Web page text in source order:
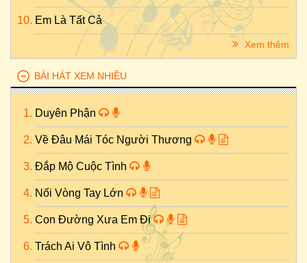
Em Là Tất Cả
Xem thêm
BÀI HÁT XEM NHIỀU
Duyên Phận
Về Đâu Mái Tóc Người Thương
Đắp Mộ Cuộc Tình
Nối Vòng Tay Lớn
Con Đường Xưa Em Đi
Trách Ai Vô Tình